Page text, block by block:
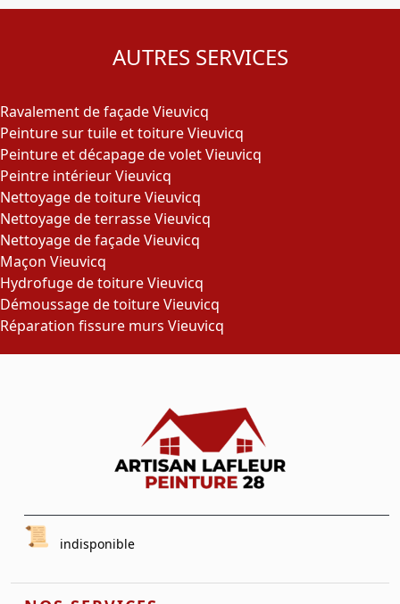
AUTRES SERVICES
Ravalement de façade Vieuvicq
Peinture sur tuile et toiture Vieuvicq
Peinture et décapage de volet Vieuvicq
Peintre intérieur Vieuvicq
Nettoyage de toiture Vieuvicq
Nettoyage de terrasse Vieuvicq
Nettoyage de façade Vieuvicq
Maçon Vieuvicq
Hydrofuge de toiture Vieuvicq
Démoussage de toiture Vieuvicq
Réparation fissure murs Vieuvicq
indisponible